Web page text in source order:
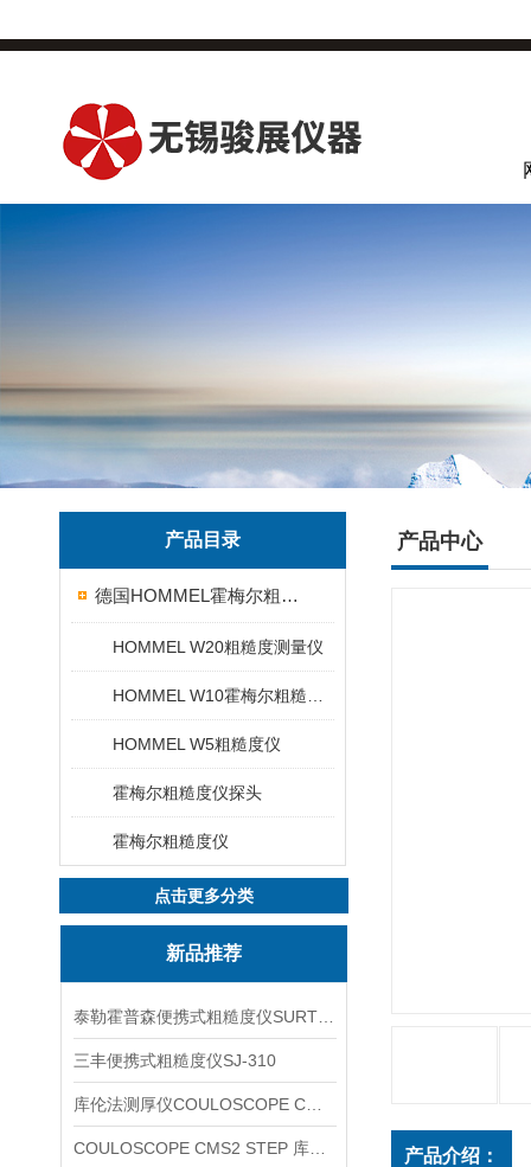
产品目录
德国HOMMEL霍梅尔粗糙度仪
HOMMEL W20粗糙度测量仪
HOMMEL W5粗糙度仪
霍梅尔粗糙度仪探头
霍梅尔粗糙度仪
点击更多分类
新品推荐
三丰便携式粗糙度仪SJ-310
产品中心
产品介绍：